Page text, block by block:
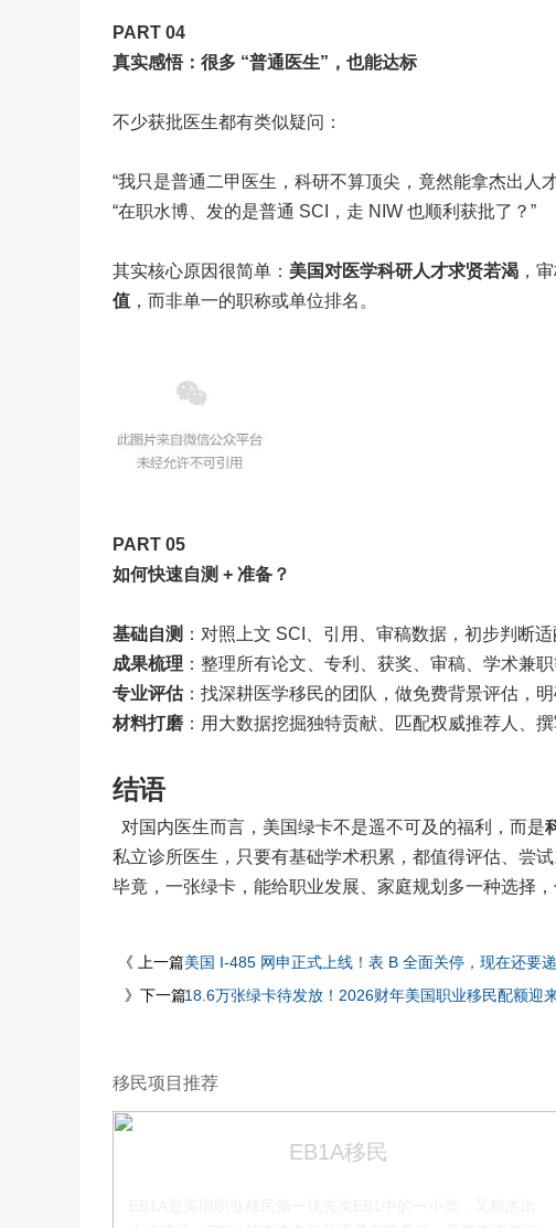
PART 04
真实感悟：很多 “普通医生”，也能达标
不少获批医生都有类似疑问：
“我只是普通二甲医生，科研不算顶尖，竟然能拿杰出人
“在职水博、发的是普通 SCI，走 NIW 也顺利获批了？”
其实核心原因很简单： 美国对医学科研人才求贤若渴 ，
值 ，而非单一的职称或单位排名。
PART 05
如何快速自测 + 准备？
基础自测 ：对照上文 SCI、引用、审稿数据，初步判断
成果梳理 ：整理所有论文、专利、获奖、审稿、学术兼
专业评估：找深耕医学移民的团队，做免费背景评估，明
材料打磨 ：用大数据挖掘独特贡献、匹配权威推荐人、
结语
对国内医生而言，美国绿卡不是遥不可及的福利，而是
私立诊所医生，只要有基础学术积累，都值得评估、尝
毕竟，一张绿卡，能给职业发展、家庭规划多一种选择，
《 上一篇美国 I-485 网申正式上线！表 B 全面关停，现在还要
》下一篇18.6万张绿卡待发放！2026财年美国职业移民配额迎
移民项目推荐
EB1A移民